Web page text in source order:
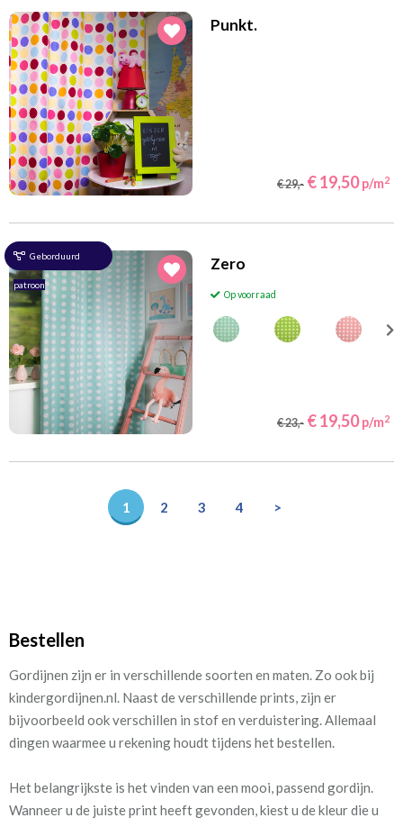
Punkt.
€ 29,- € 19,50 p/m2
Geborduurd
patroon
Zero
Op voorraad
€ 23,- € 19,50 p/m2
1 2 3 4 >
Bestellen
Gordijnen zijn er in verschillende soorten en maten. Zo ook bij
kindergordijnen.nl. Naast de verschillende prints, zijn er
bijvoorbeeld ook verschillen in stof en verduistering. Allemaal
dingen waarmee u rekening houdt tijdens het bestellen.
Het belangrijkste is het vinden van een mooi, passend gordijn.
Wanneer u de juiste print heeft gevonden, kiest u de kleur die u